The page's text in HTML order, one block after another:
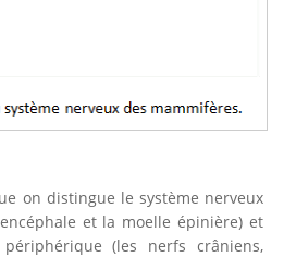
on distingue le système nerveux
et la moelle épinière) et
(les nerfs crâniens,